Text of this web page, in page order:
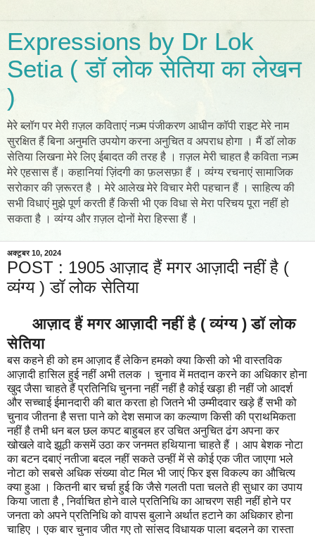
Expressions by Dr Lok
Setia ( डॉ लोक सेतिया का लेखन
)
मेरे ब्लॉग पर मेरी ग़ज़ल कविताएं नज़्म पंजीकरण आधीन कॉपी राइट मेरे नाम
सुरक्षित हैं बिना अनुमति उपयोग करना अनुचित व अपराध होगा । मैं डॉ लोक
सेतिया लिखना मेरे लिए ईबादत की तरह है । ग़ज़ल मेरी चाहत है कविता नज़्म
मेरे एहसास हैं। कहानियां ज़िंदगी का फ़लसफ़ा हैं । व्यंग्य रचनाएं सामाजिक
सरोकार की ज़रूरत है । मेरे आलेख मेरे विचार मेरी पहचान हैं । साहित्य की
सभी विधाएं मुझे पूर्ण करती हैं किसी भी एक विधा से मेरा परिचय पूरा नहीं हो
सकता है । व्यंग्य और ग़ज़ल दोनों मेरा हिस्सा हैं ।
अक्टूबर 10, 2024
POST : 1905 आज़ाद हैं मगर आज़ादी नहीं है (
व्यंग्य ) डॉ लोक सेतिया
आज़ाद हैं मगर आज़ादी नहीं है ( व्यंग्य ) डॉ लोक
सेतिया
बस कहने ही को हम आज़ाद हैं लेकिन हमको क्या किसी को भी वास्तविक
आज़ादी हासिल हुई नहीं अभी तलक । चुनाव में मतदान करने का अधिकार होना
खुद जैसा चाहते हैं प्रतिनिधि चुनना नहीं नहीं है कोई खड़ा ही नहीं जो आदर्श
और सच्चाई ईमानदारी की बात करता हो जितने भी उम्मीदवार खड़े हैं सभी को
चुनाव जीतना है सत्ता पाने को देश समाज का कल्याण किसी की प्राथमिकता
नहीं है तभी धन बल छल कपट बाहुबल हर उचित अनुचित ढंग अपना कर
खोखले वादे झूठी कसमें उठा कर जनमत हथियाना चाहते हैं । आप बेशक नोटा
का बटन दबाएं नतीजा बदल नहीं सकते उन्हीं में से कोई एक जीत जाएगा भले
नोटा को सबसे अधिक संख्या वोट मिल भी जाएं फिर इस विकल्प का औचित्य
क्या हुआ । कितनी बार चर्चा हुई कि जैसे गलती पता चलते ही सुधार का उपाय
किया जाता है , निर्वाचित होने वाले प्रतिनिधि का आचरण सही नहीं होने पर
जनता को अपने प्रतिनिधि को वापस बुलाने अर्थात हटाने का अधिकार होना
चाहिए । एक बार चुनाव जीत गए तो सांसद विधायक पाला बदलने का रास्ता